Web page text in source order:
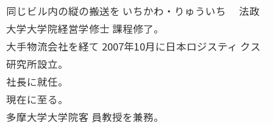
同じビル内の縦の搬送を いちかわ・りゅういち 法政
大学大学院経営学修士 課程修了。
大手物流会社を経て 2007年10月に日本ロジスティ クス
研究所設立。
社長に就任。
現在に至る。
多摩大学大学院客 員教授を兼務。